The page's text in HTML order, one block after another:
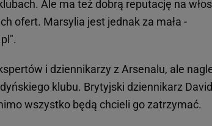
Ale ma też dobrą reputację na
ofert. Marsylia jest jednak za mała -
i dziennikarzy z Arsenalu, ale
klubu. Brytyjski dziennikarz David
wszystko będą chcieli go zatrzymać.